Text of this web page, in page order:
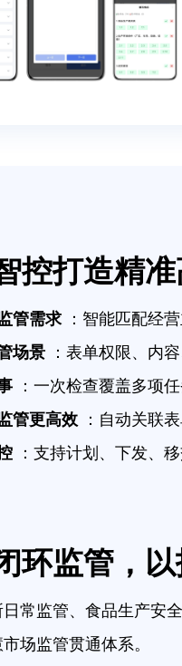
控打造精
管需求 ：智能匹配经
场景 ：表单权限、内
：一次检查覆盖多项
管更高效
：自动关联
：支持计划、下发、
环监管，
常监管、食品生产安
场监管贯通体系。